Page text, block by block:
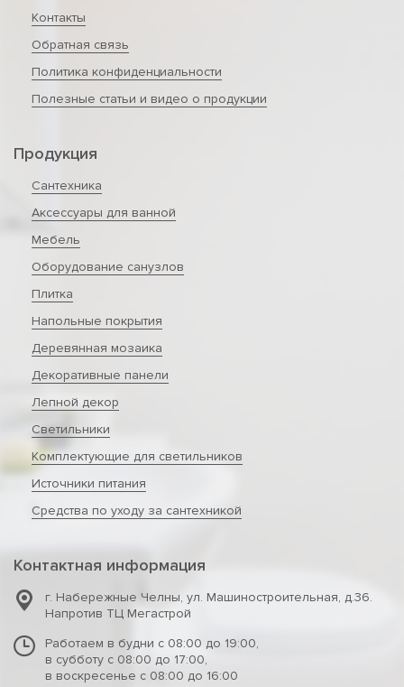
Контакты
Обратная связь
Политика конфиденциальности
Полезные статьи и видео о продукции
Продукция
Сантехника
Аксессуары для ванной
Мебель
Оборудование санузлов
Плитка
Напольные покрытия
Деревянная мозаика
Декоративные панели
Лепной декор
Светильники
Комплектующие для светильников
Источники питания
Средства по уходу за сантехникой
Контактная информация
г. Набережные Челны, ул. Машиностроительная, д.36.
Напротив ТЦ Мегастрой
Работаем в будни с 08:00 до 19:00,
в субботу с 08:00 до 17:00,
в воскресенье с 08:00 до 16:00